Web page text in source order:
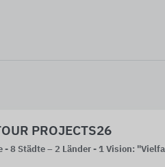
PROJECTS26
- 8 Städte – 2 Länder - 1 Vision: